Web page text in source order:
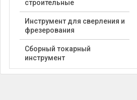
строительные
Инструмент для сверления и
фрезерования
Сборный токарный
инструмент